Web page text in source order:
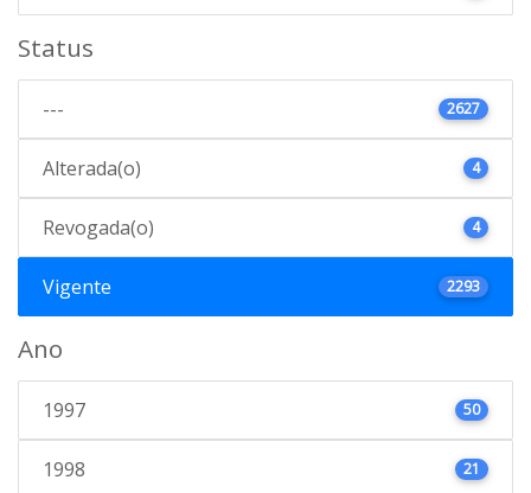
Status
--- 2627
Alterada(o) 4
Revogada(o) 4
Vigente 2293
Ano
1997 50
1998 21